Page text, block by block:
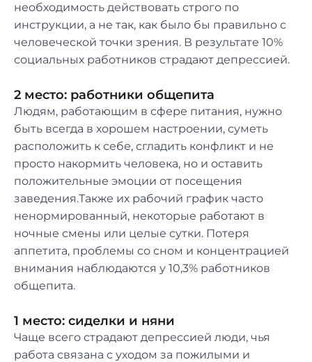
необходимость действовать строго по
инструкции, а не так, как было бы правильно с
человеческой точки зрения. В результате 10%
социальных работников страдают депрессией.
2 место: работники общепита
Людям, работающим в сфере питания, нужно
быть всегда в хорошем настроении, суметь
расположить к себе, сгладить конфликт и не
просто накормить человека, но и оставить
положительные эмоции от посещения
заведения.Также их рабочий график часто
ненормированный, некоторые работают в
ночные смены или целые сутки. Потеря
аппетита, проблемы со сном и концентрацией
внимания наблюдаются у 10,3% работников
общепита.
1 место: сиделки и няни
Чаще всего страдают депрессией люди, чья
работа связана с уходом за пожилыми и